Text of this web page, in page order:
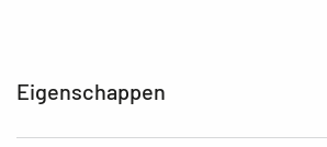
Eigenschappen